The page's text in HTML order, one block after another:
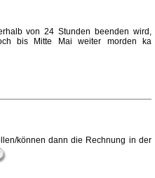
von 24 Stunden beenden wird,
bis Mitte Mai weiter morden ka
können dann die Rechnung in der